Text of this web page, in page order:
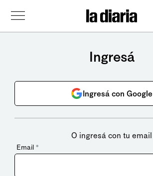
Ingresá
Ingresá con Google
O ingresá con tu email
Email *